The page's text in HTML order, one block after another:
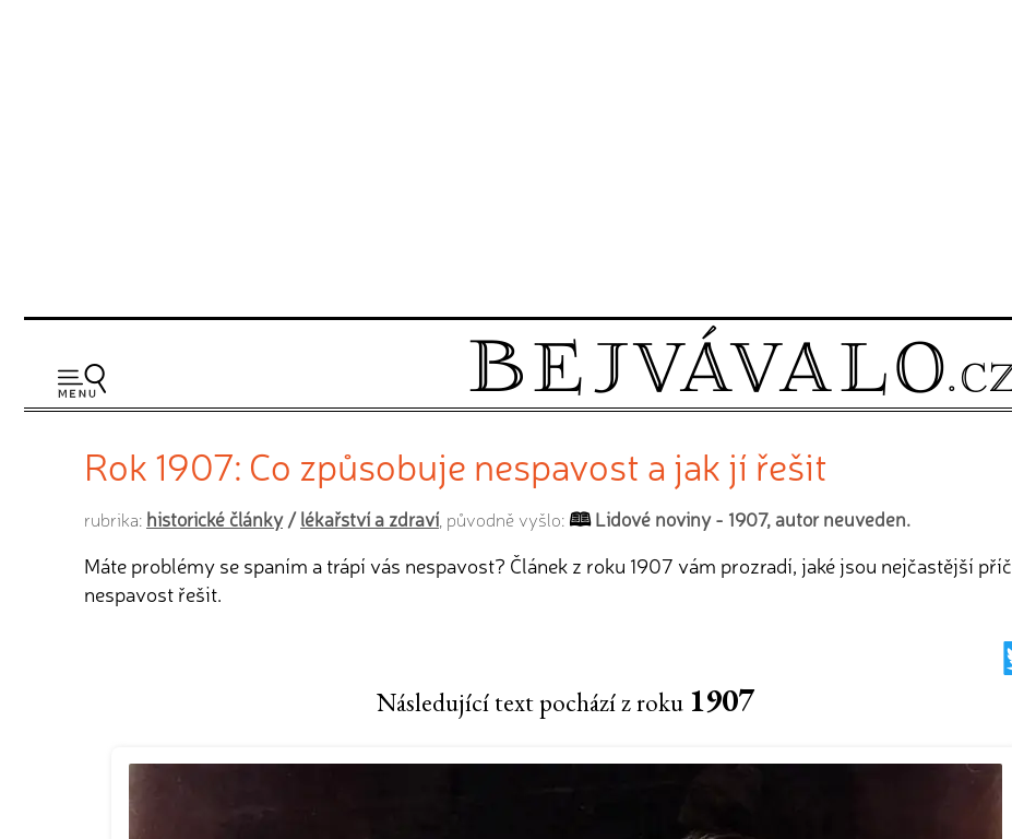
Rok 1907: Co způsobuje nespavost a jak jí řešit
rubrika: historické články/lékařství a zdraví, původně vyšlo: Lidové noviny - 1907, autor neuveden.
Máte problémy se spaním a trápí vás nespavost? Článek z roku 1907 vám prozradí, jaké jsou nejčastější
nespavost řešit.
Následující text pochází z roku 1907